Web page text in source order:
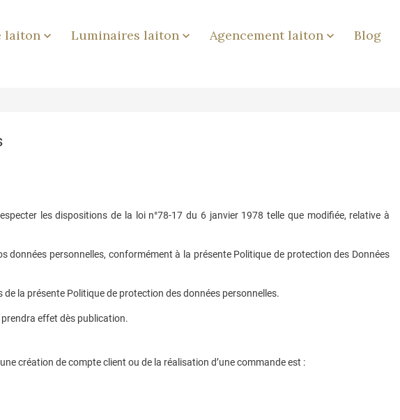
laiton  Luminaires laiton  Agencement laiton  Blog
les dispositions de la loi n°78-17 du 6 janvier 1978 telle que modifiée, relative à
personnelles, conformément à la présente Politique de protection des Données
la présente Politique de protection des données personnelles.
effet dès publication.
création de compte client ou de la réalisation d’une commande est :